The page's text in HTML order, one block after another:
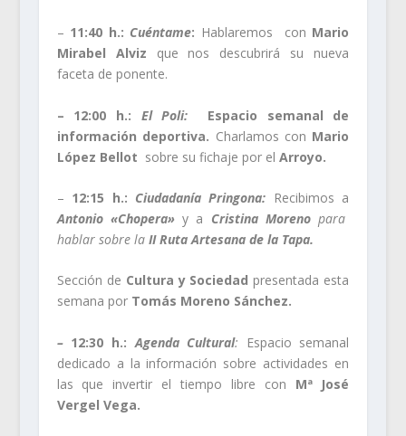
– 11:40 h.: Cuéntame: Hablaremos con Mario
Mirabel Alviz que nos descubrirá su nueva
faceta de ponente.
– 12:00 h.: El Poli: Espacio semanal de
información deportiva. Charlamos con Mario
López Bellot sobre su fichaje por el Arroyo.
– 12:15 h.: Ciudadanía Pringona: Recibimos a
Antonio «Chopera»y a Cristina Morenopara
hablar sobre laII Ruta Artesana de la Tapa.
Sección de Cultura y Sociedad presentada esta
semana porTomás Moreno Sánchez.
– 12:30 h.: Agenda Cultural:
Espacio semanal
dedicado a la información sobre actividades en
las que invertir el tiempo libre con Mª José
Vergel Vega.